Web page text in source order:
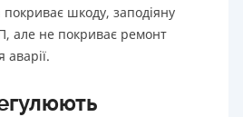
покриває шкоду, заподіяну
але не покриває ремонт
аварії.